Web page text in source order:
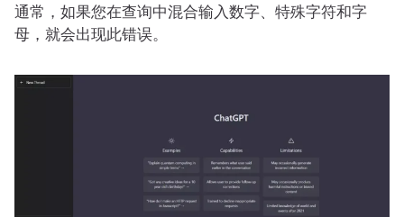
通常，如果您在查询中混合输入数字、特殊字符和字
母，就会出现此错误。